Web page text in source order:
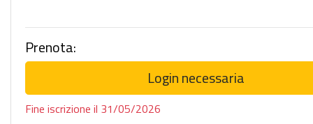
Prenota:
Login necessaria
Fine iscrizione il 31/05/2026